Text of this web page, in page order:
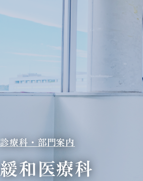
診療科・部門案内
緩和医療科